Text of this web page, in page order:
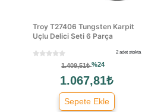
Troy T27406 Tungsten Karpit
Uçlu Delici Seti 6 Parça
2 adet stokta
1.409,51₺%24
1.067,81₺
Sepete Ekle